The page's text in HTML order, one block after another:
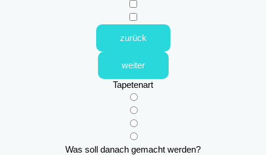
zurück
weiter
Tapetenart
Was soll danach gemacht werden?